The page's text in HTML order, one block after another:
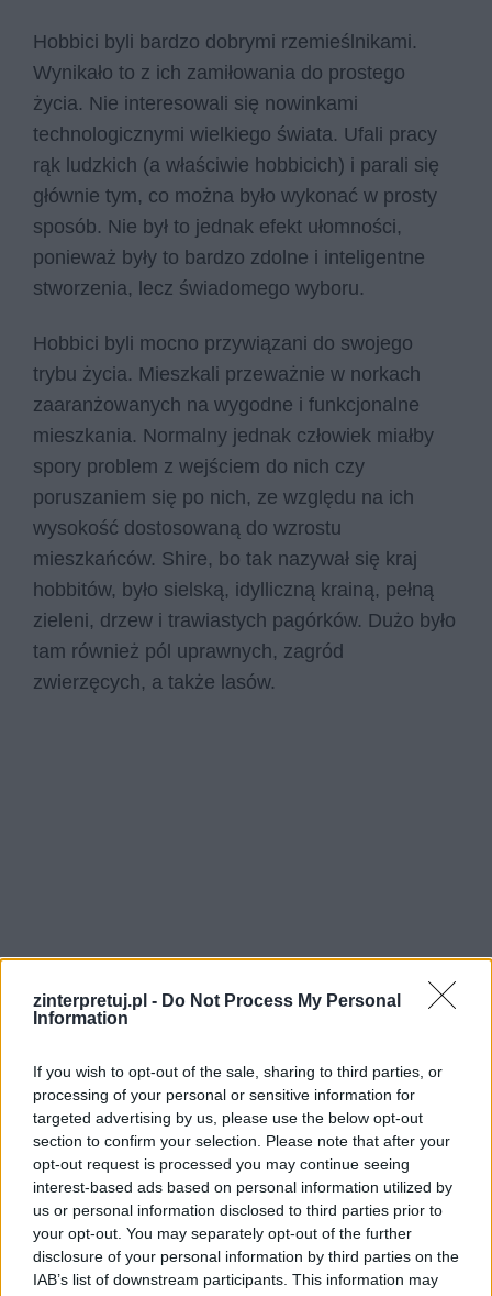
zinterpretuj.pl - Do Not Process My Personal
Information
If you wish to opt-out of the sale, sharing to third parties, or
processing of your personal or sensitive information for
targeted advertising by us, please use the below opt-out
section to confirm your selection. Please note that after your
opt-out request is processed you may continue seeing
interest-based ads based on personal information utilized by
us or personal information disclosed to third parties prior to
your opt-out. You may separately opt-out of the further
disclosure of your personal information by third parties on the
IAB’s list of downstream participants. This information may
Hobbici byli bardzo dobrymi rzemieślnikami.
Wynikało to z ich zamiłowania do prostego
życia. Nie interesowali się nowinkami
technologicznymi wielkiego świata. Ufali pracy
rąk ludzkich (a właściwie hobbicich) i parali się
głównie tym, co można było wykonać w prosty
sposób. Nie był to jednak efekt ułomności,
ponieważ były to bardzo zdolne i inteligentne
stworzenia, lecz świadomego wyboru.
Hobbici byli mocno przywiązani do swojego
trybu życia. Mieszkali przeważnie w norkach
zaaranżowanych na wygodne i funkcjonalne
mieszkania. Normalny jednak człowiek miałby
spory problem z wejściem do nich czy
poruszaniem się po nich, ze względu na ich
wysokość dostosowaną do wzrostu
mieszkańców. Shire, bo tak nazywał się kraj
hobbitów, było sielską, idylliczną krainą, pełną
zieleni, drzew i trawiastych pagórków. Dużo było
tam również pól uprawnych, zagród
zwierzęcych, a także lasów.
Hobbici dużą wagę przywiązywali do swoich
rodowodów. Przynależność do konkretnej